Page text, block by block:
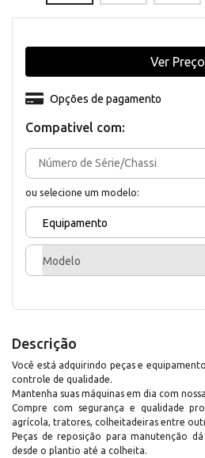
Compativel com:
ou selecione um modelo:
Equipamento
Modelo
Opções de pagamento
Ver Preço
Descrição
Você está adquirindo peças e
controle de qualidade.
Mantenha suas máquinas em dia com
Compre com segurança e qualidade
agrícola, tratores, colheitadeiras entre
Peças de reposição para manutenção
desde o plantio até a colheita.